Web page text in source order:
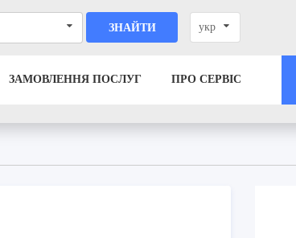
ЗНАЙТИ укр
ЗАМОВЛЕННЯ ПОСЛУГ ПРО СЕРВІС